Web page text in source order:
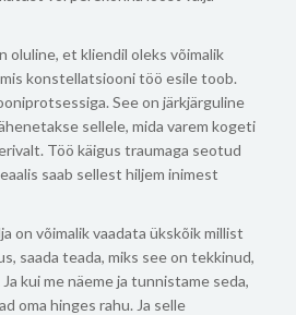
oluline, et kliendil oleks võimalik
konstellatsiooni töö esile toob.
See on järkjärguline
sellele, mida varem kogeti
Töö käigus traumaga seotud
saab sellest hiljem inimest
on võimalik vaadata ükskõik millist
saada teada, miks see on tekkinud,
kui me näeme ja tunnistame seda,
oma hinges rahu. Ja selle